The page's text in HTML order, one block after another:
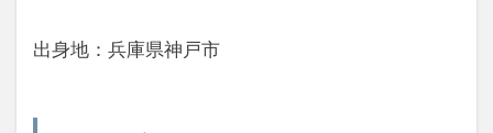
出身地：兵庫県神戸市